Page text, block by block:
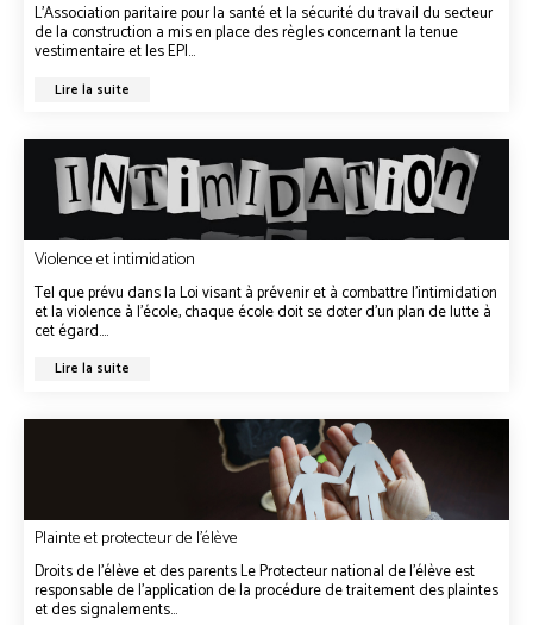
L’Association paritaire pour la santé et la sécurité du travail du secteur
de la construction a mis en place des règles concernant la tenue
vestimentaire et les EPI...
Lire la suite
Violence et intimidation
Tel que prévu dans la Loi visant à prévenir et à combattre l’intimidation
et la violence à l’école, chaque école doit se doter d’un plan de lutte à
cet égard....
Lire la suite
Plainte et protecteur de l’élève
Droits de l’élève et des parents Le Protecteur national de l’élève est
responsable de l’application de la procédure de traitement des plaintes
et des signalements...